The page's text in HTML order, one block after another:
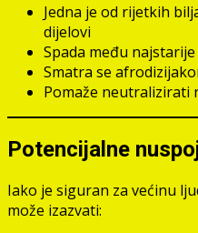
Jedna je od rijetkih
dijelovi
Spada među
Smatra se
Pomaže neutralizirati
Potencijalne
Iako je siguran za većinu
može izazvati: